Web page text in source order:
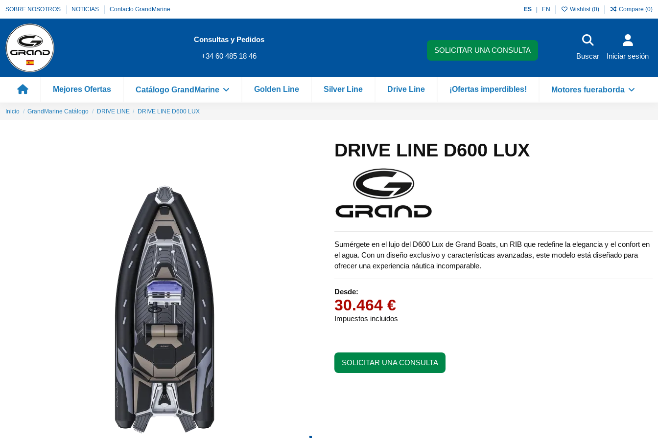
SOBRE NOSOTROS NOTICIAS Contacto GrandMarine ES EN Wishlist (0) Compare (0)
Consultas y Pedidos
+34 60 485 18 46
SOLICITAR UNA CONSULTA
Buscar Iniciar sesión
Mejores Ofertas Catálogo GrandMarine Golden Line Silver Line Drive Line ¡Ofertas imperdibles! Motores fueraborda
Inicio GrandMarine Catálogo DRIVE LINE DRIVE LINE D600 LUX
DRIVE LINE D600 LUX
Sumérgete en el lujo del D600 Lux de Grand Boats, un RIB que redefine la elegancia y el confort en
el agua. Con un diseño exclusivo y características avanzadas, este modelo está diseñado para
ofrecer una experiencia náutica incomparable.
Desde:
30.464 €
Impuestos incluidos
SOLICITAR UNA CONSULTA